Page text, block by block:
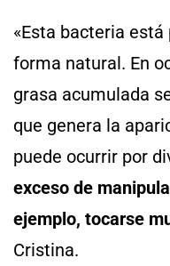
«Esta bacteria
forma natural. En
grasa acumulada
que genera la
puede ocurrir por
exceso de
ejemplo, tocarse
Cristina.